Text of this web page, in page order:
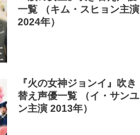
一覧 （キム・スヒョン主演
2024年）
『火の女神ジョンイ』吹き
替え声優一覧 （イ・サンユ
ン主演 2013年）